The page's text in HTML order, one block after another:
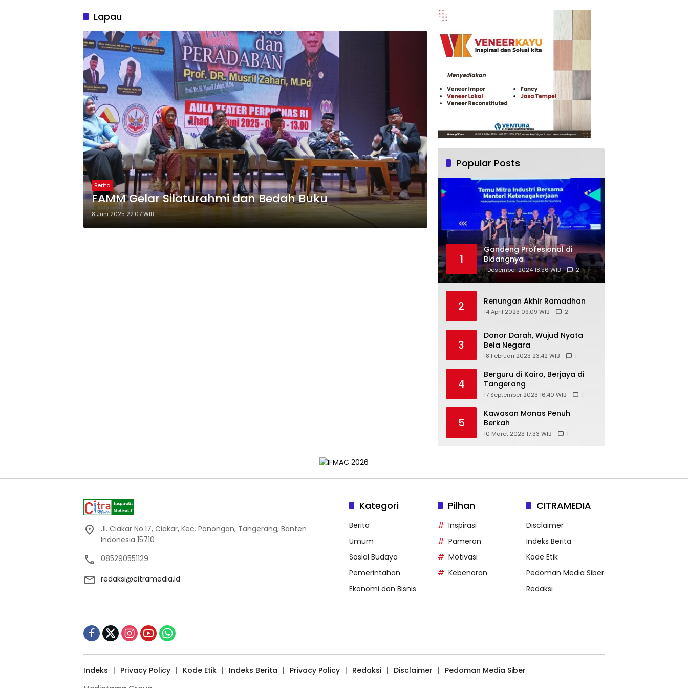
Lapau
Berita
FAMM Gelar Silaturahmi dan Bedah Buku
8 Juni 2025 22:07 WIB
Popular Posts
1
Gandeng Profesional di
Bidangnya
1 Desember 2024 18:56 WIB 2
2 Renungan Akhir Ramadhan
14 April 2023 09:09 WIB 2
3
Donor Darah, Wujud Nyata
Bela Negara
18 Februari 2023 23:42 WIB 1
4
Berguru di Kairo, Berjaya di
Tangerang
17 September 2023 16:40 WIB 1
5
Kawasan Monas Penuh
Berkah
10 Maret 2023 17:33 WIB 1
Jl. Ciakar No.17, Ciakar, Kec. Panongan, Tangerang, Banten
Indonesia 15710
085290551129
redaksi@citramedia.id
Kategori
Berita
Umum
Sosial Budaya
Pemerintahan
Ekonomi dan Bisnis
Pilhan
Inspirasi
Pameran
Motivasi
Kebenaran
CITRAMEDIA
Disclaimer
Indeks Berita
Kode Etik
Pedoman Media Siber
Redaksi
Indeks Privacy Policy Kode Etik Indeks Berita Privacy Policy Redaksi Disclaimer
Pedoman Media Siber